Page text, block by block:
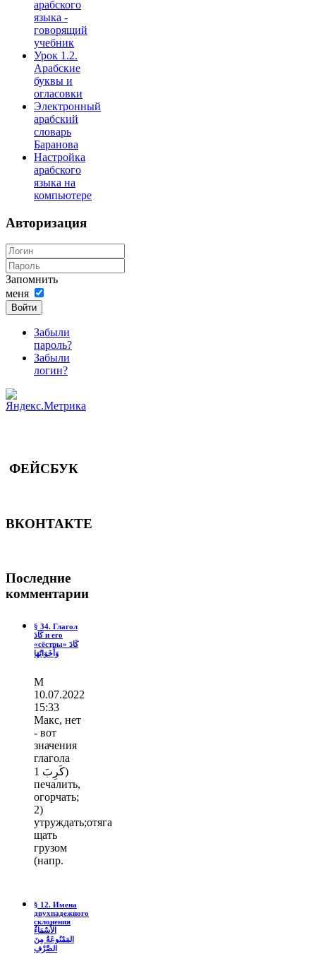
арабского
языка -
говорящий
учебник
Урок 1.2.
Арабские
буквы и
огласовки
Электронный
арабский
словарь
Баранова
Настройка
арабского
языка на
компьютере
Авторизация
Запомнить
меня
Войти
Забыли
пароль?
Забыли
логин?
ФЕЙСБУК
ВКОНТАКТЕ
Последние
комментарии
§ 34. Глагол
كَادَ и его
«сёстры» كَادَ
وَأَخَوَاتُهَا
М
10.07.2022
15:33
Макс, нет
- вот
значения
глагола
كَرِبَ 1)
печалить,
огорчать;
2)
утруждать;отяга
щать
грузом
(напр.
§ 12. Имена
двухпадежного
склонения
الأَسْمَاءُ
المَمْنُوعَةُ مِنَ
الصَّرْفِ